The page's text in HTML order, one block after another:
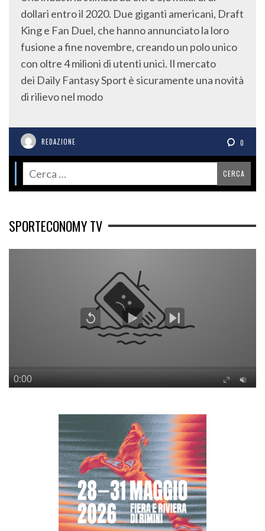
dollari entro il 2020. Due giganti americani, Draft
King e Fan Duel, che hanno annunciato la loro
fusione a fine novembre, creando un polo unico
con oltre 4 milioni di utenti unici. Il mercato
dei Daily Fantasy Sport è sicuramente una novità
di rilievo nel modo
REDAZIONE 0
SPORTECONOMY TV